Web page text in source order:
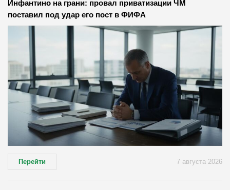
Инфантино на грани: провал приватизации ЧМ
поставил под удар его пост в ФИФА
Перейти 7 августа 2026